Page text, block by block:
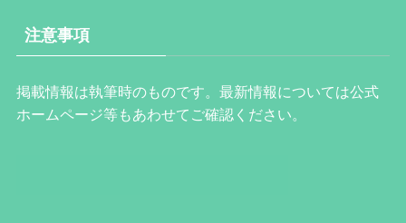
注意事項
掲載情報は執筆時のものです。最新情報については公式
ホームページ等もあわせてご確認ください。